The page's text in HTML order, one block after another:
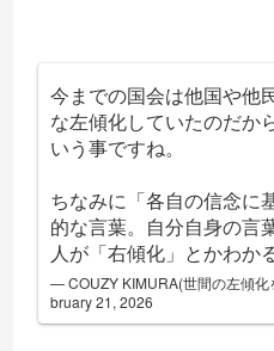
今までの国会は他国や他
な左傾化していたのだか
いう事ですね。
ちなみに「各自の信念に
的な言葉。自分自身の言
人が「右傾化」とかわか
— COUZY KIMURA(世間の左傾化
bruary 21, 2026